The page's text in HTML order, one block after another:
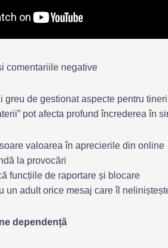
comentariile negative
greu de gestionat aspecte pentru
pot afecta profund încrederea în
valoarea în aprecierile din online
la provocări
funcțiile de raportare și blocare
un adult orice mesaj care îl
dependență